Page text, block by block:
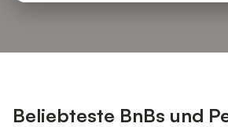
Beliebteste BnBs und